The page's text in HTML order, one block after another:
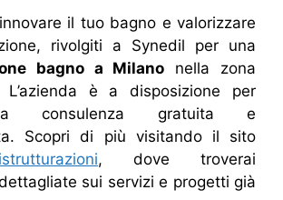
il tuo bagno e valorizzare
rivolgiti a Synedil per una
bagno a Milano nella zona
è a disposizione per
consulenza gratuita e
Scopri di più visitando il sito
, dove troverai
sui servizi e progetti già